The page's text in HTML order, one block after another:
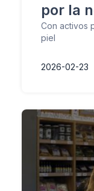
por la
Con activos
piel
2026-02-23